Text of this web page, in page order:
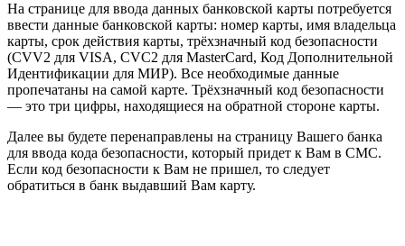
На странице для ввода данных банковской карты потребуется
ввести данные банковской карты: номер карты, имя владельца
карты, срок действия карты, трёхзначный код безопасности
(CVV2 для VISA, CVC2 для MasterCard, Код Дополнительной
Идентификации для МИР). Все необходимые данные
пропечатаны на самой карте. Трёхзначный код безопасности
— это три цифры, находящиеся на обратной стороне карты.
Далее вы будете перенаправлены на страницу Вашего банка
для ввода кода безопасности, который придет к Вам в СМС.
Если код безопасности к Вам не пришел, то следует
обратиться в банк выдавший Вам карту.